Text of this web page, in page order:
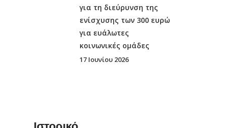
για τη διεύρυνση της
ενίσχυσης των 300 ευρώ
για ευάλωτες
κοινωνικές ομάδες
17 Ιουνίου 2026